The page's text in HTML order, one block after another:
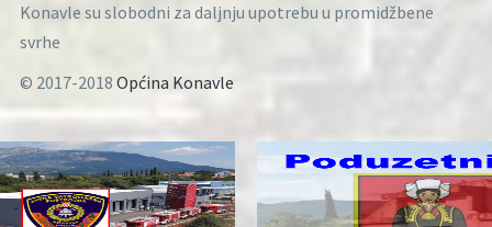
Konavle su slobodni za daljnju upotrebu u promidžbene
svrhe
© 2017-2018 Općina Konavle